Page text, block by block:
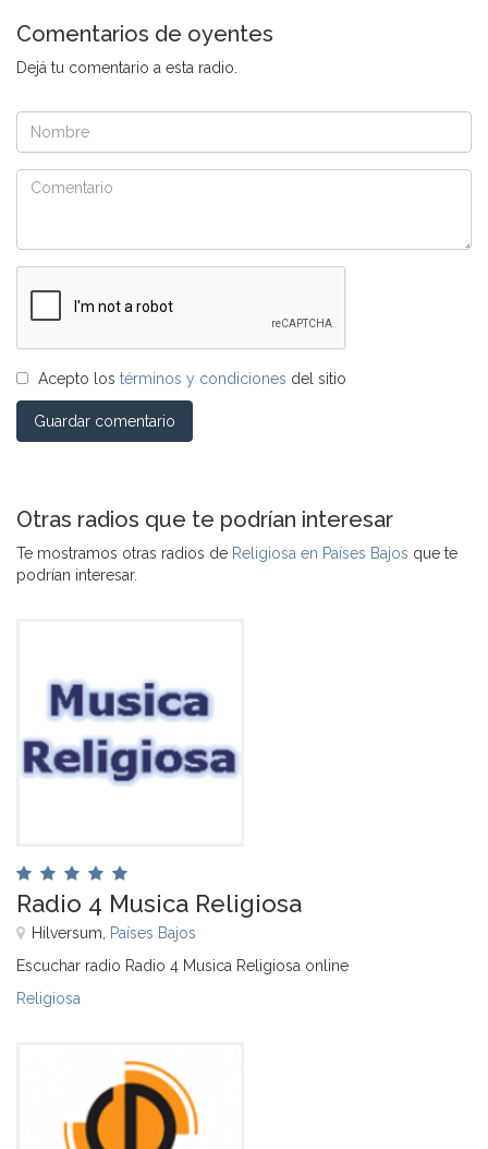
Comentarios de oyentes
Dejá tu comentario a esta radio.
Acepto los términos y condiciones del sitio
Guardar comentario
Otras radios que te podrían interesar
Te mostramos otras radios de Religiosa en Países Bajos que te
podrían interesar.
Radio 4 Musica Religiosa
Hilversum, Países Bajos
Escuchar radio Radio 4 Musica Religiosa online
Religiosa